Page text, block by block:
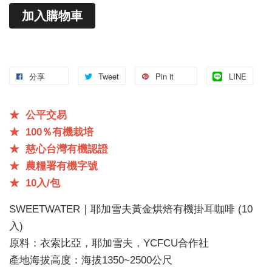
加入購物車
分享 Tweet Pin it LINE
★ 公平交易
★ 100％有機栽培
★ 慈心台灣有機認證
★ 農糧署有機字號
★ 10入/包
SWEETWATER｜耶加雪夫黃金烘焙有機掛耳咖啡 (10
入)
原料：衣索比亞，耶加雪夫，YCFCU合作社
產地海拔高度：海拔1350~2500公尺